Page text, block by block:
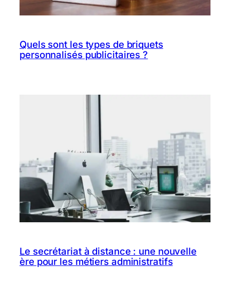
Quels sont les types de briquets
personnalisés publicitaires ?
Le secrétariat à distance : une nouvelle
ère pour les métiers administratifs